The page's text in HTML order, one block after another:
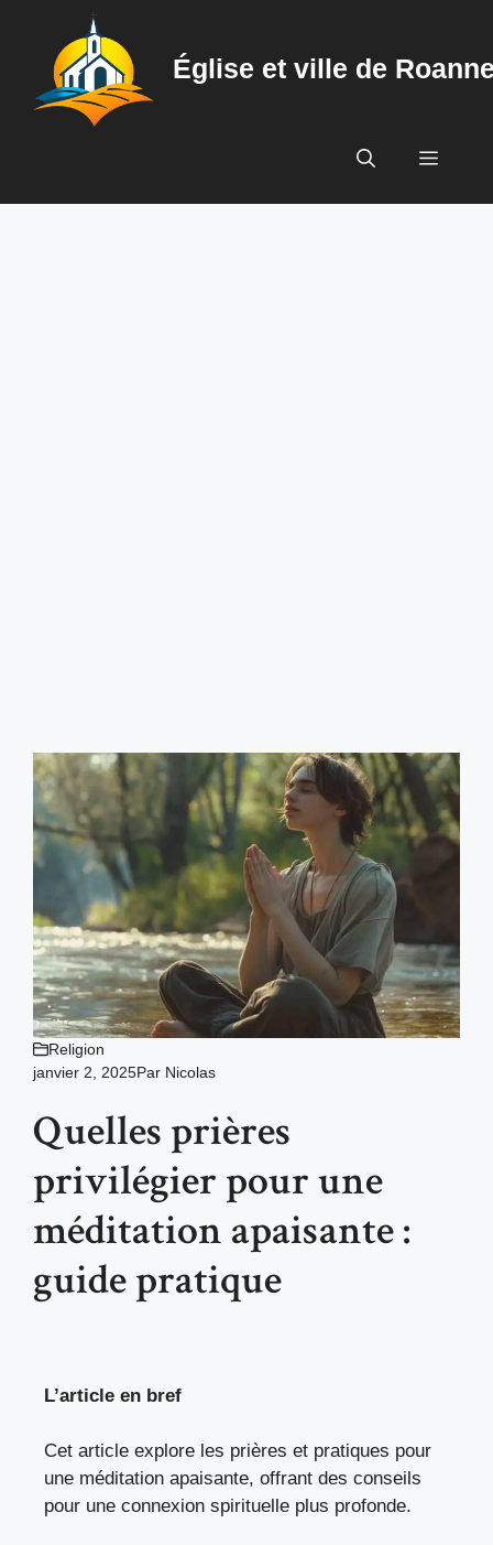
contenu
Église et ville de
Menu
Religion
janvier 2, 2025Par Nicolas
Quelles prières
privilégier pour une
méditation apaisante :
guide pratique
L’article en bref
Cet article explore les prières et pratiques pour
une méditation apaisante, offrant des conseils
pour une connexion spirituelle plus profonde.